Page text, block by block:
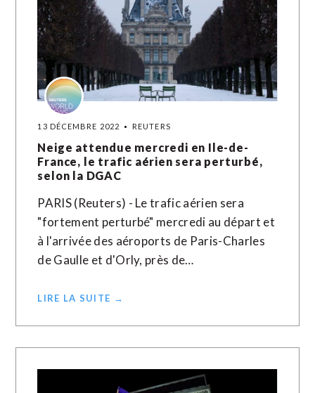
13 DÉCEMBRE 2022 REUTERS
Neige attendue mercredi en Ile-de-
France, le trafic aérien sera perturbé,
selon la DGAC
PARIS (Reuters) - Le trafic aérien sera
"fortement perturbé" mercredi au départ et
à l'arrivée des aéroports de Paris-Charles
de Gaulle et d'Orly, près de…
LIRE LA SUITE →